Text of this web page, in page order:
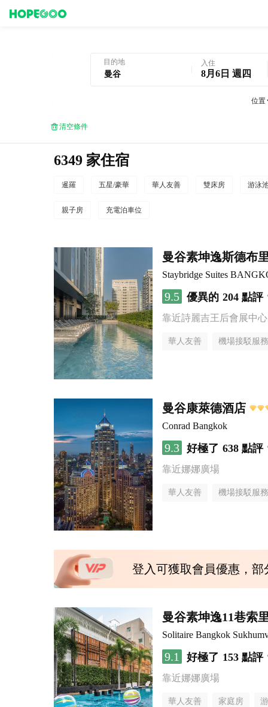
目的地 入住
8月6日 週四
位置
清空條件
6349 家住宿
暹羅 五星/豪華 華人友善 雙床房 游泳
親子房 充電泊車位
曼谷素坤逸斯德布
Staybridge Suites
9.5 優異的 204 點評
靠近詩麗吉王后會展中心
華人友善 機場接駁服務
曼谷康萊德酒店
Conrad Bangkok
9.3 好極了 638 點評
靠近娜娜廣場
華人友善 機場接駁服務
登入可獲取會員優惠，
曼谷素坤逸11巷索
Solitaire Bangkok
9.1 好極了 153 點評
靠近娜娜廣場
華人友善 家庭房